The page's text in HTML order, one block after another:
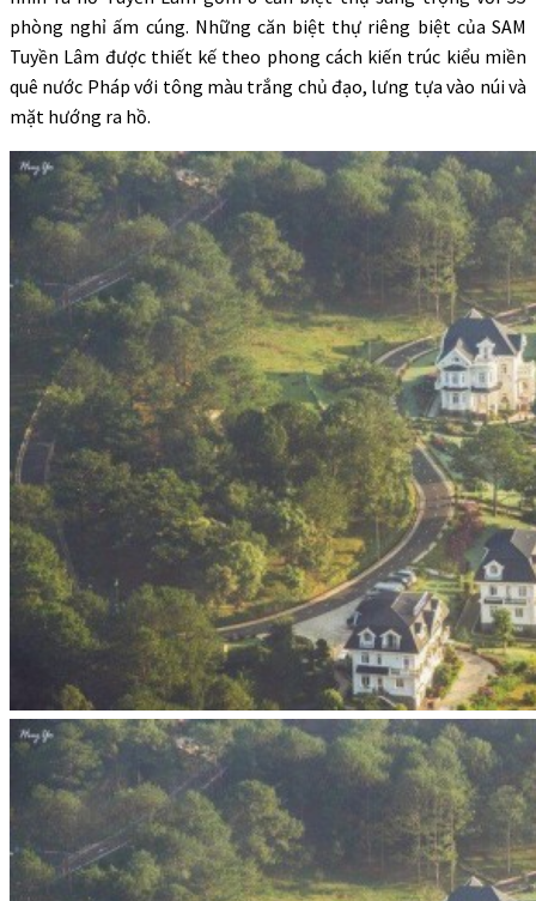
phòng nghỉ ấm cúng. Những căn biệt thự riêng biệt của SAM
Tuyền Lâm được thiết kế theo phong cách kiến trúc kiểu miền
quê nước Pháp với tông màu trắng chủ đạo, lưng tựa vào núi và
mặt hướng ra hồ.